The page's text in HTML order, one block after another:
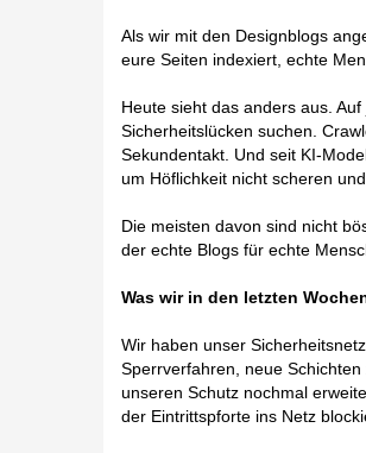
Als wir mit den Designblogs
eure Seiten indexiert, echte
Heute sieht das anders aus.
Sicherheitslücken suchen.
Sekundentakt. Und seit KI-
um Höflichkeit nicht scheren
Die meisten davon sind nicht
der echte Blogs für echte
Was wir in den letzten
Wir haben unser
Sperrverfahren, neue
unseren Schutz nochmal
der Eintrittspforte ins Netz